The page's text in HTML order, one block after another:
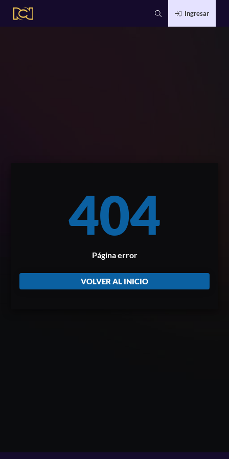
Ingresar
404
Página error
VOLVER AL INICIO